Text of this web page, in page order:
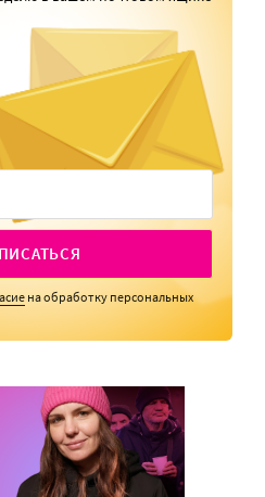
на обработку персональных